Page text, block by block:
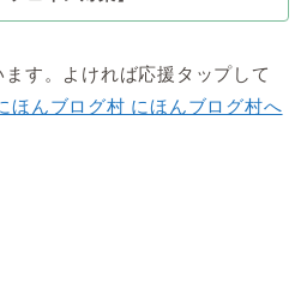
す。よければ応援タップして